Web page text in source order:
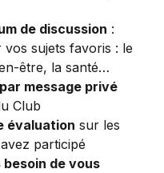
de discussion :
vos sujets favoris : le
être, la santé…
message privé
Club
évaluation sur les
participé
besoin de vous